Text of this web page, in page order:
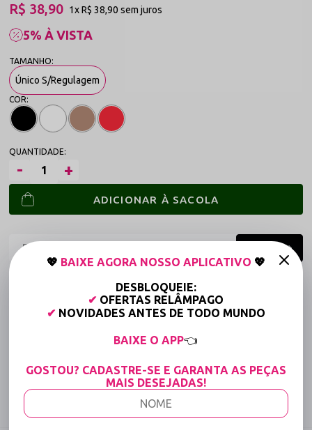
5% À VISTA
R$ 38,90 1xR$ 38,90sem juros
Único S/Regulagem
ADICIONAR À SACOLA
Frete grátis a partir de R$149,90 (Varejo)*
Até 6x Sem Juros (Varejo)
Tabela de medidas
Compartilhe:
💖 BAIXE AGORA NOSSO APLICATIVO 💖
DESBLOQUEIE:
✔ OFERTAS RELÂMPAGO
✔ NOVIDADES ANTES DE TODO MUNDO
BAIXE O APP👈
GOSTOU? CADASTRE-SE E GARANTA AS PEÇAS
MAIS DESEJADAS!